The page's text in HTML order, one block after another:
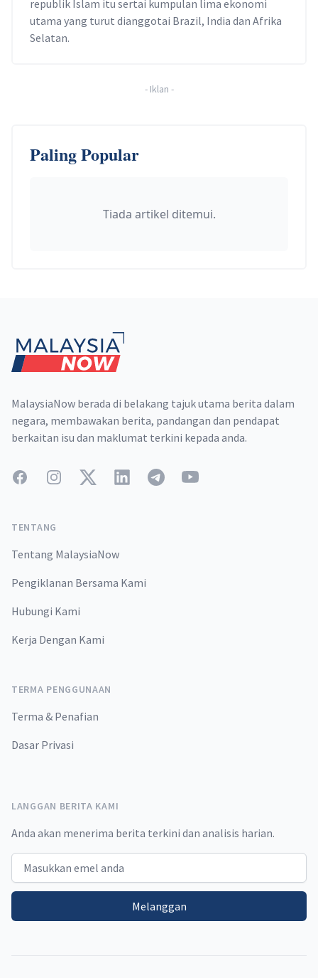
republik Islam itu sertai kumpulan lima ekonomi
utama yang turut dianggotai Brazil, India dan Afrika
Selatan.
- Iklan -
Paling Popular
Tiada artikel ditemui.
MalaysiaNow berada di belakang tajuk utama berita dalam
negara, membawakan berita, pandangan dan pendapat
berkaitan isu dan maklumat terkini kepada anda.
FacebookInstagramTwitterLinkedInTelegramYouTube
TENTANG
Tentang MalaysiaNow
Pengiklanan Bersama Kami
Hubungi Kami
Kerja Dengan Kami
TERMA PENGGUNAAN
Terma & Penafian
Dasar Privasi
LANGGAN BERITA KAMI
Anda akan menerima berita terkini dan analisis harian.
Email address
Melanggan